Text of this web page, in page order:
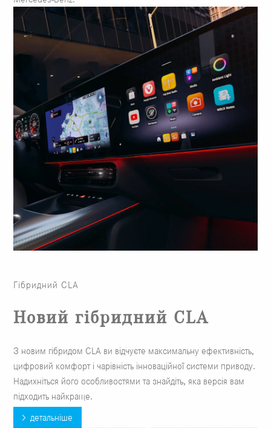
Гібридний CLA
Новий гібридний CLA
З новим гібридом CLA ви відчуєте максимальну ефективність,
цифровий комфорт і чарівність інноваційної системи приводу.
Надихніться його особливостями та знайдіть, яка версія вам
підходить найкраще.
детальніше